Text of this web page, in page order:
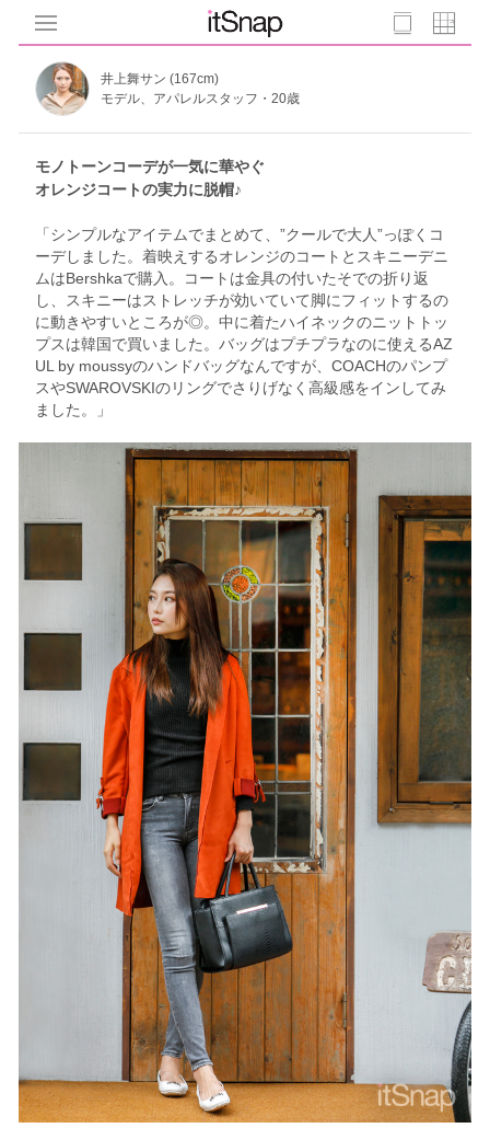
井上舞サン (167cm)
モデル、アパレルスタッフ・20歳
モノトーンコーデが一気に華やぐ
オレンジコートの実力に脱帽♪
「シンプルなアイテムでまとめて、”クールで大人”っぽくコ
ーデしました。着映えするオレンジのコートとスキニーデニ
ムはBershkaで購入。コートは金具の付いたそでの折り返
し、スキニーはストレッチが効いていて脚にフィットするの
に動きやすいところが◎。中に着たハイネックのニットトッ
プスは韓国で買いました。バッグはプチプラなのに使えるAZ
UL by moussyのハンドバッグなんですが、COACHのパンプ
スやSWAROVSKIのリングでさりげなく高級感をインしてみ
ました。」